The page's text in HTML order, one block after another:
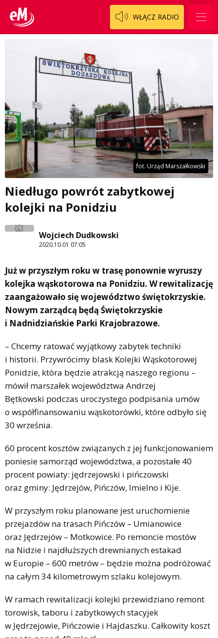
WŁĄCZ RADIO
fot. Urząd Marszałkowski
Niedługo powrót zabytkowej
kolejki na Ponidziu
Wojciech Dudkowski
2020.10.01 07:05
Już w przyszłym roku w trasę ponownie wyruszy
kolejka wąskotorowa na Ponidziu. W rewitalizację
zaangażowało się województwo świętokrzyskie.
Nowym zarządcą będą Świętokrzyskie
i Nadnidziańskie Parki Krajobrazowe.
– Chcemy ratować wyjątkowy zabytek techniki
i historii. Przywrócimy blask Kolejki Wąskotorowej
Ponidzie, która będzie atrakcją naszego regionu –
mówił marszałek województwa Andrzej
Bętkowski podczas uroczystego podpisania umów
o współfinansowaniu wąskotorówki, które odbyło się
30 września.
60 procent kosztów związanych z jej funkcjonowaniem
poniesie samorząd województwa, a pozostałe 40
procent powiaty: jędrzejowski i pińczowski
oraz gminy: Jędrzejów, Pińczów, Imielno i Kije.
W przyszłym roku planowane jest uruchomienie
przejazdów na trasach Pińczów – Umianowice
oraz Jędrzejów – Motkowice. Po remoncie mostów
na Nidzie i najdłuższych drewnianych estakad
w Europie – 600 metrów – będzie można podróżować
na całym 34 kilometrowym szlaku kolejowym.
W ramach rewitalizacji kolejki przewidziano remont
torowisk, taboru i zabytkowych stacyjek
w Jędrzejowie, Pińczowie i Hajdaszku. Całkowity koszt